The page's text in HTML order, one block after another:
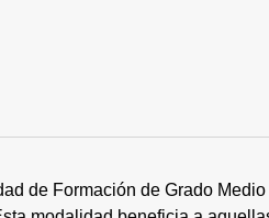
de Formación de Grado